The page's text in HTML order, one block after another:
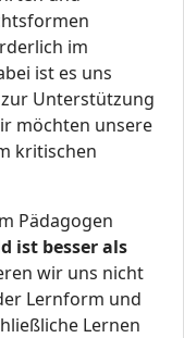
im
ist es uns
Unterstützung
möchten unsere
kritischen
Pädagogen
ist besser als
wir uns nicht
Lernform und
Lernen